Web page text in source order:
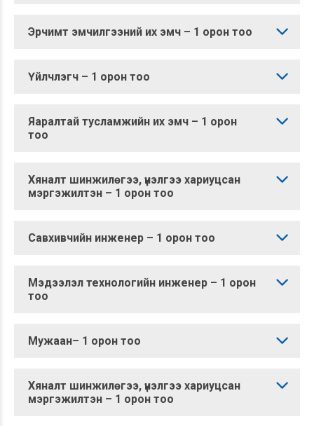
Эрчимт эмчилгээний их эмч – 1 орон тоо
Үйлчлэгч – 1 орон тоо
Яаралтай тусламжийн их эмч – 1 орон
тоо
Хяналт шинжилөгээ, үнэлгээ хариуцсан
мэргэжилтэн – 1 орон тоо
Савхивчийн инженер – 1 орон тоо
Мэдээлэл технологийн инженер – 1 орон
тоо
Мужаан– 1 орон тоо
Хяналт шинжилөгээ, үнэлгээ хариуцсан
мэргэжилтэн – 1 орон тоо